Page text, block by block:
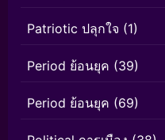
Patriotic ปลุกใจ (1)
Period ย้อนยุค (39)
Period ย้อนยุค (69)